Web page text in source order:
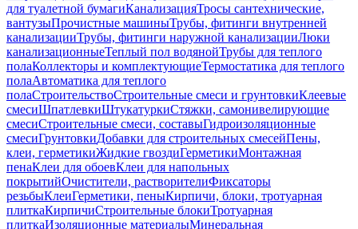
для туалетной бумагиКанализацияТросы сантехнические,
вантузыПрочистные машиныТрубы, фитинги внутренней
канализацииТрубы, фитинги наружной канализацииЛюки
канализационныеТеплый пол водянойТрубы для теплого
полаКоллекторы и комплектующиеТермостатика для теплого
полаАвтоматика для теплого
полаСтроительствоСтроительные смеси и грунтовкиКлеевые
смесиШпатлевкиШтукатуркиСтяжки, самонивелирующие
смесиСтроительные смеси, составыГидроизоляционные
смесиГрунтовкиДобавки для строительных смесейПены,
клеи, герметикиЖидкие гвоздиГерметикиМонтажная
пенаКлеи для обоевКлеи для напольных
покрытийОчистители, растворителиФиксаторы
резьбыКлеиГерметики, пеныКирпичи, блоки, тротуарная
плиткаКирпичиСтроительные блокиТротуарная
плиткаИзоляционные материалыМинеральная